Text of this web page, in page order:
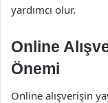
yardımcı olur.
Online
Önemi
Online alışverişin